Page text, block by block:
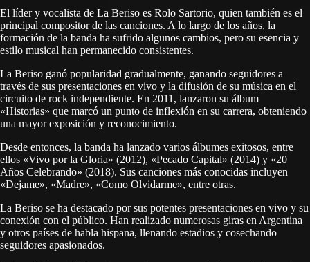
El líder y vocalista de La Beriso es Rolo Sartorio, quien también es el
principal compositor de las canciones. A lo largo de los años, la
formación de la banda ha sufrido algunos cambios, pero su esencia y
estilo musical han permanecido consistentes.
La Beriso ganó popularidad gradualmente, ganando seguidores a
través de sus presentaciones en vivo y la difusión de su música en el
circuito de rock independiente. En 2011, lanzaron su álbum
«Historias» que marcó un punto de inflexión en su carrera, obteniendo
una mayor exposición y reconocimiento.
Desde entonces, la banda ha lanzado varios álbumes exitosos, entre
ellos «Vivo por la Gloria» (2012), «Pecado Capital» (2014) y «20
Años Celebrando» (2018). Sus canciones más conocidas incluyen
«Dejame», «Madre», «Como Olvidarme», entre otras.
La Beriso se ha destacado por sus potentes presentaciones en vivo y su
conexión con el público. Han realizado numerosas giras en Argentina
y otros países de habla hispana, llenando estadios y cosechando
seguidores apasionados.